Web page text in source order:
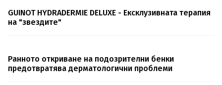
GUINOT HYDRADERMIE DELUXE - Ексклузивната терапия
на "звездите"
Ранното откриване на подозрителни бенки
предотвратява дерматологични проблеми